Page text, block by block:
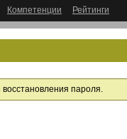
Компетенции Рейтинги
пароля.